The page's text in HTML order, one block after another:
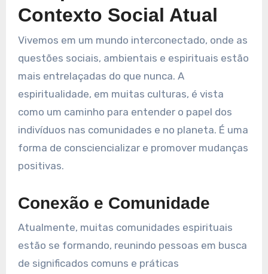
Contexto Social Atual
Vivemos em um mundo interconectado, onde as
questões sociais, ambientais e espirituais estão
mais entrelaçadas do que nunca. A
espiritualidade, em muitas culturas, é vista
como um caminho para entender o papel dos
indivíduos nas comunidades e no planeta. É uma
forma de consciencializar e promover mudanças
positivas.
Conexão e Comunidade
Atualmente, muitas comunidades espirituais
estão se formando, reunindo pessoas em busca
de significados comuns e práticas